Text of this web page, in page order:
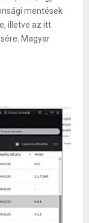
mentések
illetve az itt
Magyar